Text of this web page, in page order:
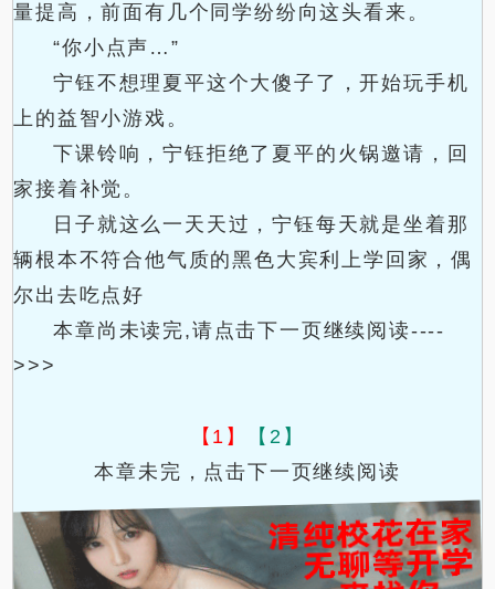
量提高，前面有几个同学纷纷向这头看来。
“你小点声…”
宁钰不想理夏平这个大傻子了，开始玩手机
上的益智小游戏。
下课铃响，宁钰拒绝了夏平的火锅邀请，回
家接着补觉。
日子就这么一天天过，宁钰每天就是坐着那
辆根本不符合他气质的黑色大宾利上学回家，偶
尔出去吃点好
本章尚未读完,请点击下一页继续阅读----
>>>
【1】
【2】
本章未完，点击下一页继续阅读